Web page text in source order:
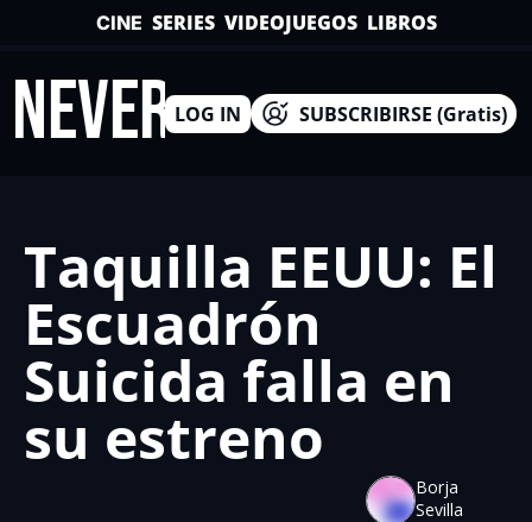
CINE SERIES VIDEOJUEGOS LIBROS
LOG IN SUBSCRIBIRSE (Gratis)
Taquilla EEUU: El
Escuadrón
Suicida falla en
su estreno
Borja
Sevilla